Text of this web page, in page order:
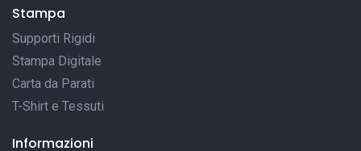
Stampa
Supporti Rigidi
Stampa Digitale
Carta da Parati
T-Shirt e Tessuti
Informazioni